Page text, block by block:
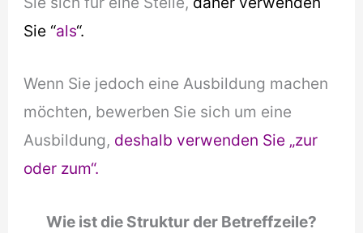
Sie “als“.
Wenn Sie jedoch eine Ausbildung machen
möchten, bewerben Sie sich um eine
Ausbildung, deshalb verwenden Sie „zur
oder zum“.
Wie ist die Struktur der Betreffzeile?